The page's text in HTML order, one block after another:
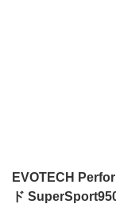
EVOTECH
ド